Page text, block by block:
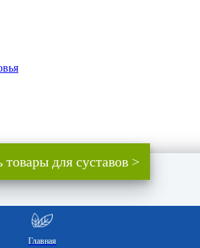
товары для суставов >
Главная
России